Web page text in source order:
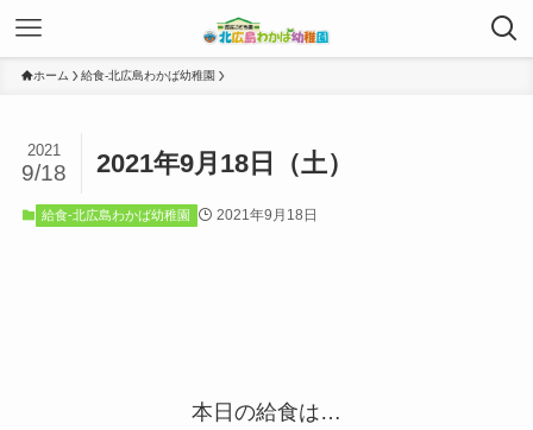
ホーム 給食-北広島わかば幼稚園
2021年9月18日（土）
2021
9/18
給食-北広島わかば幼稚園 2021年9月18日
本日の給食は…